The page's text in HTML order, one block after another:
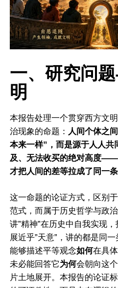
一、研究问
明
本报告处理一个贯穿西方文
治现象的命题： 人间个体之
本来一样”，而是源于人人共
及、无法收买的绝对高度——
才把人间的差等拉成了同一条
这一命题的论证方式，区别
范式，而属于历史哲学与政
讲”精神”在历史中自我实现
展近乎”天意”，讲的都是同
能够描述平等观念如何在具
未必能回答它为何会朝向这
片土地展开。本报告的论证